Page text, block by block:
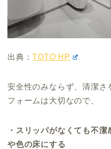
出典：TOTO HP
安全性のみならず、清潔さ
フォームは大切なので、
・スリッパがなくても不
や色の床にする